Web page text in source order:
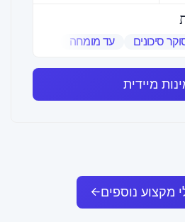
סיכונים עד מומחה
מיידית
מקצוע נוספים